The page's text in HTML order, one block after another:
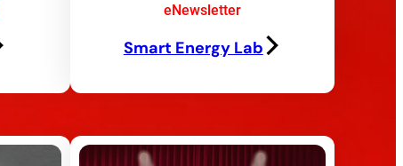
eNewsletter
Smart Energy Lab